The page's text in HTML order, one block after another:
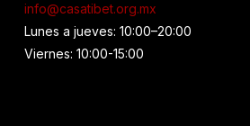
info@casatibet.org.mx
Lunes a jueves: 10:00–20:00
Viernes: 10:00-15:00